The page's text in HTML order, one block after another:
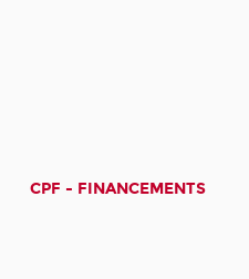
CPF - FINANCEMENTS